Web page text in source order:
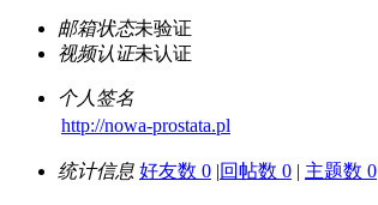
邮箱状态未验证
视频认证未认证
个人签名
http://nowa-prostata.pl
统计信息 好友数 0 |回帖数 0 | 主题数 0